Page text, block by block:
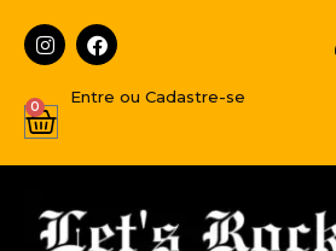
Entre ou Cadastre-se
0